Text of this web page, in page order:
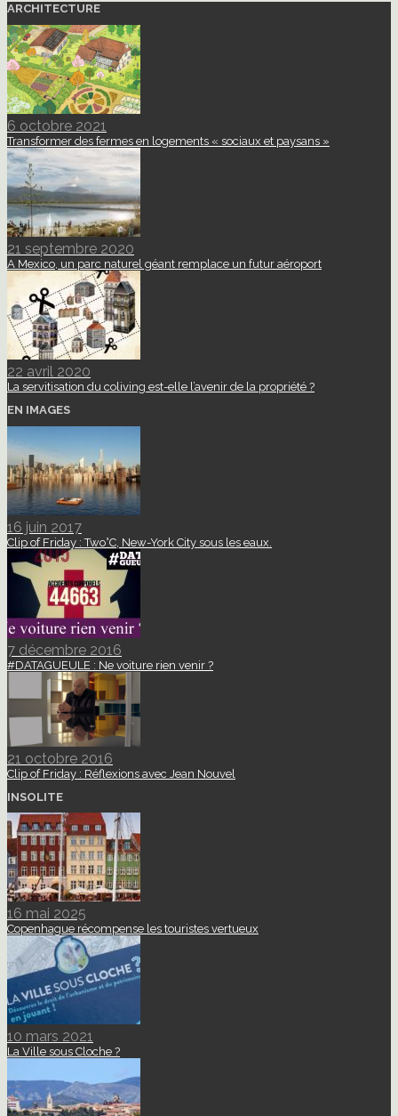
ARCHITECTURE
6 octobre 2021
Transformer des fermes en logements « sociaux et paysans »
21 septembre 2020
A Mexico, un parc naturel géant remplace un futur aéroport
22 avril 2020
La servitisation du coliving est-elle l’avenir de la propriété ?
EN IMAGES
16 juin 2017
Clip of Friday : Two°C, New-York City sous les eaux.
7 décembre 2016
#DATAGUEULE : Ne voiture rien venir ?
21 octobre 2016
Clip of Friday : Réflexions avec Jean Nouvel
INSOLITE
16 mai 2025
Copenhague récompense les touristes vertueux
10 mars 2021
La Ville sous Cloche ?